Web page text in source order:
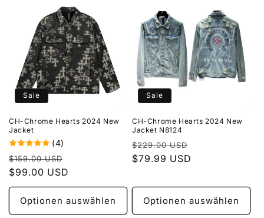
Sale
CH-Chrome Hearts 2024 New
Jacket
(4)
Normaler
Preis
$159.00 USD
Verkaufspreis
$99.00 USD
Optionen auswählen
Sale
CH-Chrome Hearts 2024 New
Jacket N8124
Normaler
Preis
$229.00 USD
$79.99 USD
Optionen auswählen